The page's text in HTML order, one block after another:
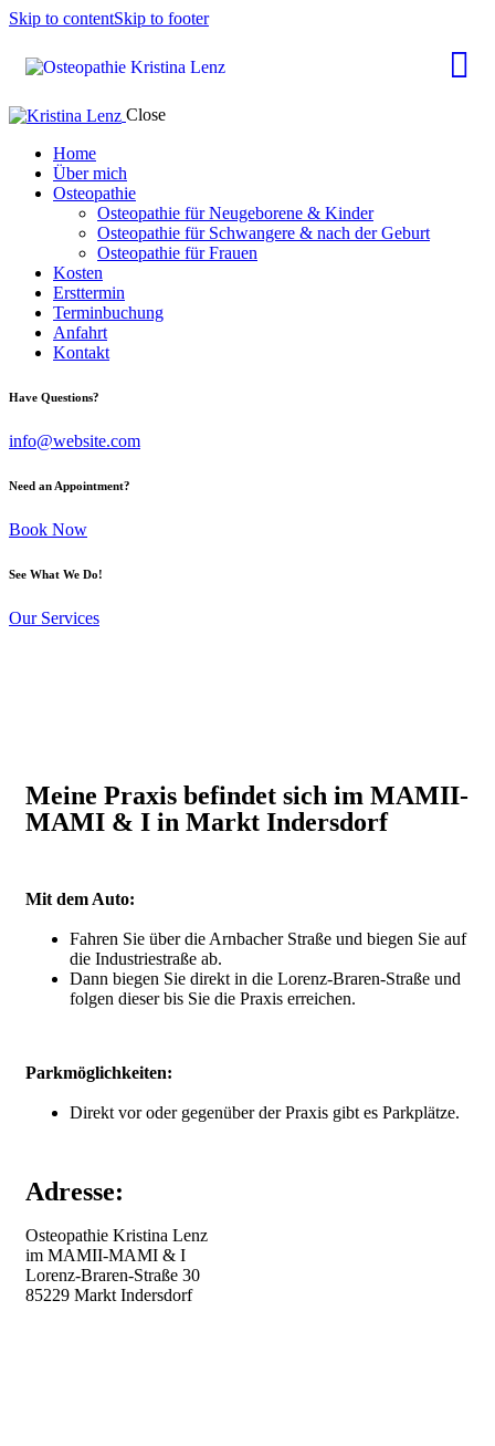
Skip to contentSkip to footer
Close
Home
Über mich
Osteopathie
Osteopathie für Neugeborene & Kinder
Osteopathie für Schwangere & nach der Geburt
Osteopathie für Frauen
Kosten
Ersttermin
Terminbuchung
Anfahrt
Kontakt
Have Questions?
info@website.com
Need an Appointment?
Book Now
See What We Do!
Our Services
Meine Praxis befindet sich im MAMII-
MAMI & I in Markt Indersdorf
Mit dem Auto:
Fahren Sie über die Arnbacher Straße und biegen Sie auf
die Industriestraße ab.
Dann biegen Sie direkt in die Lorenz-Braren-Straße und
folgen dieser bis Sie die Praxis erreichen.
Parkmöglichkeiten:
Direkt vor oder gegenüber der Praxis gibt es Parkplätze.
Adresse:
Osteopathie Kristina Lenz
im MAMII-MAMI & I
Lorenz-Braren-Straße 30
85229 Markt Indersdorf